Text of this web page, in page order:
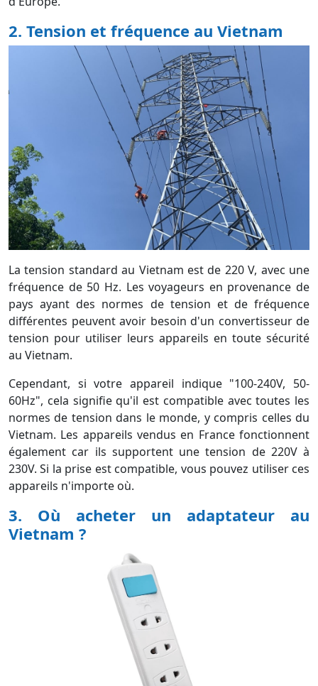
- Prise de courant de type E/F : Ces deux types de prises
sont similaires, à deux broches rondes et avec terre.
Ces prises sont principalement utilisées dans les pays
2. Tension et fréquence au Vietnam
La tension standard au Vietnam est de 220 V, avec une
fréquence de 50 Hz. Les voyageurs en provenance de
pays ayant des normes de tension et de fréquence
différentes peuvent avoir besoin d'un convertisseur de
tension pour utiliser leurs appareils en toute sécurité
au Vietnam.
Cependant, si votre appareil indique "100-240V, 50-
60Hz", cela signifie qu'il est compatible avec toutes les
normes de tension dans le monde, y compris celles du
Vietnam. Les appareils vendus en France fonctionnent
également car ils supportent une tension de 220V à
230V. Si la prise est compatible, vous pouvez utiliser ces
3. Où acheter un adaptateur au
Ce site utilise des cookies pour améliorer votre expérience et
se conformer au RGPD.